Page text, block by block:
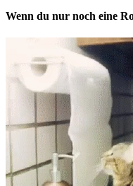
Wenn du nur noch eine